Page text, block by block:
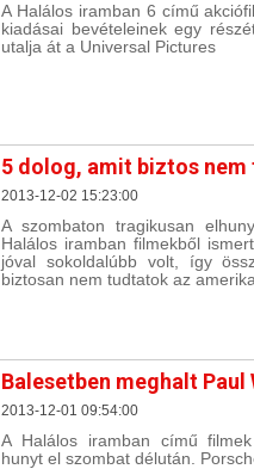
A Halálos iramban 6 című
kiadásai bevételeinek egy
utalja át a Universal Pictures
5 dolog, amit biztos
2013-12-02 15:23:00
A szombaton tragikusan
Halálos iramban filmekből
jóval sokoldalúbb volt, így
biztosan nem tudtatok az
Balesetben meghalt Paul
2013-12-01 09:54:00
A Halálos iramban című
hunyt el szombat délután.